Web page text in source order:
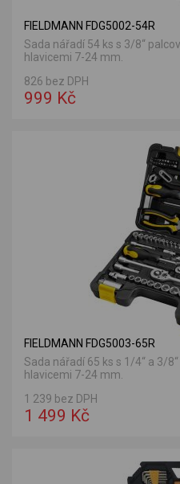
FIELDMANN FDG5002-54R
Sada nářadí 54 ks s 3/8“
hlavicemi 7-24 mm.
826 bez DPH
999 Kč
FIELDMANN FDG5003-65R
Sada nářadí 65 ks s 1/4“ a 3/
hlavicemi 7-24 mm.
1 239 bez DPH
1 499 Kč